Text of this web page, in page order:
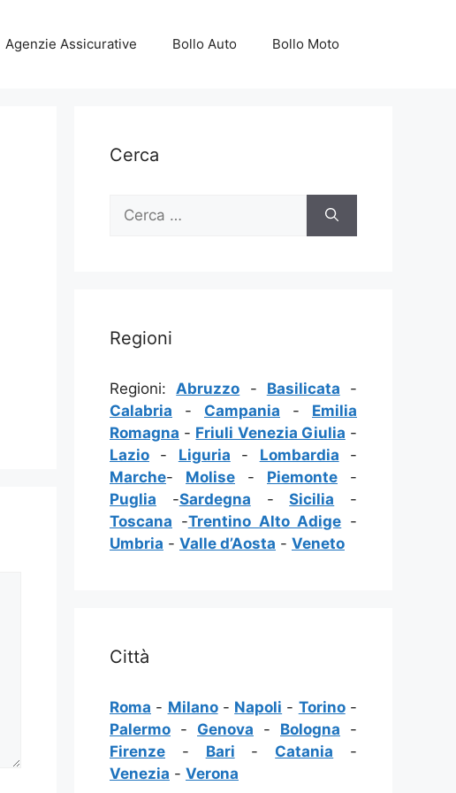
Agenzie Assicurative Bollo Auto Bollo Moto
Cerca
Ricerca
Regioni
Regioni:Abruzzo - Basilicata -
Calabria - Campania - Emilia
Romagna - Friuli Venezia Giulia -
Lazio - Liguria - Lombardia -
Marche- Molise - Piemonte -
Puglia -Sardegna -Sicilia -
Toscana -Trentino Alto Adige -
Umbria - Valle d’Aosta - Veneto
Città
Roma - Milano- Napoli - Torino-
Palermo - Genova - Bologna -
Firenze - Bari - Catania -
Venezia - Verona